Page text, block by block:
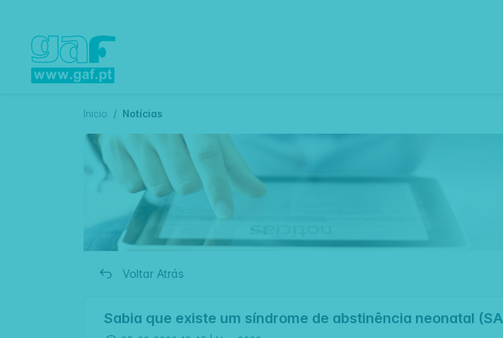
Inicio Notícias
Voltar Atrás
Sabia que existe um síndrome de abstinência neonatal